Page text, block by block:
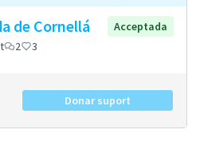
de Cornellá
Acceptada
2 3
Donar suport